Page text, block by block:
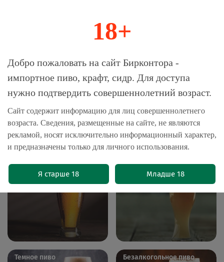
Магазин-Склад импортного пива, крафта и
Главная Бренды Tre Fontane
Tre Fontane
Светлое пиво Пшеничное пиво
Темное пиво Безалкогольное пиво
18+
Добро пожаловать на сайт Бирконтора -
импортное пиво, крафт, сидр. Для доступа
нужно подтвердить совершеннолетний возраст.
Сайт содержит информацию для лиц совершеннолетнего
возраста. Сведения, размещенные на сайте, не являются
рекламой, носят исключительно информационный характер,
и предназначены только для личного использования.
Я старше 18 Младше 18